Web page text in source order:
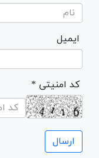
ایمیل
* کد امنیتی